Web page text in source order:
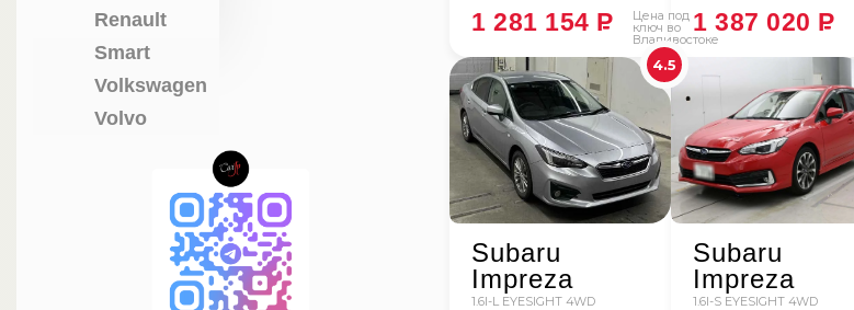
Renault
Smart
Volkswagen
Volvo
Цена под
ключ во
Владивостоке
1 281 154 P 1 387 020 P
4.5
Subaru
Impreza
1.6I-L EYESIGHT 4WD
Subaru
Impreza
1.6I-S EYESIGHT 4WD